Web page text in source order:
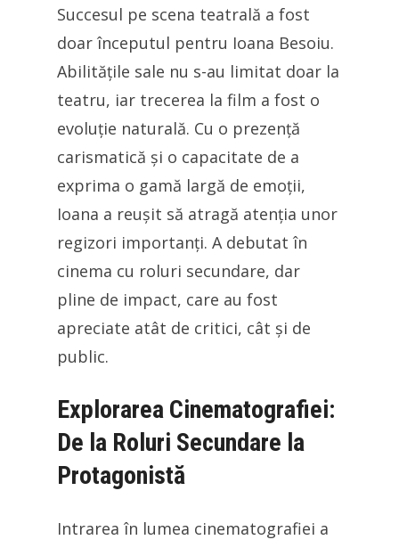
Succesul pe scena teatrală a fost
doar începutul pentru Ioana Besoiu.
Abilitățile sale nu s-au limitat doar la
teatru, iar trecerea la film a fost o
evoluție naturală. Cu o prezență
carismatică și o capacitate de a
exprima o gamă largă de emoții,
Ioana a reușit să atragă atenția unor
regizori importanți. A debutat în
cinema cu roluri secundare, dar
pline de impact, care au fost
apreciate atât de critici, cât și de
public.
Explorarea Cinematografiei:
De la Roluri Secundare la
Protagonistă
Intrarea în lumea cinematografiei a